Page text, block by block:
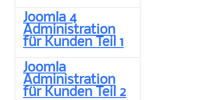
Joomla 4
Administration
für Kunden Teil 1
Joomla
Administration
für Kunden Teil 2